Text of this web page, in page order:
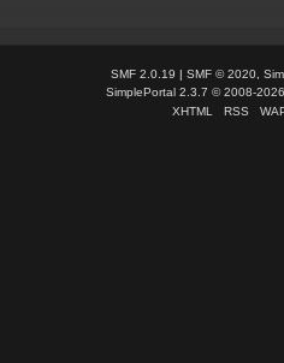
SMF 2.0.19 | SMF © 2020,
SimplePortal 2.3.7 © 2008-
XHTML
RSS